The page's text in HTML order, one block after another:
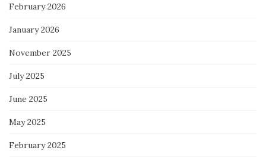
February 2026
January 2026
November 2025
July 2025
June 2025
May 2025
February 2025